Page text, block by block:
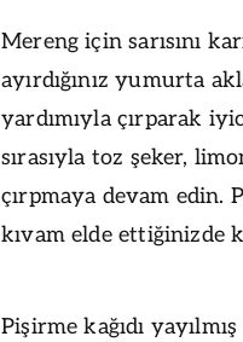
Mereng için sarısını
ayırdığınız yumurta
yardımıyla çırparak
sırasıyla toz şeker,
çırpmaya devam edin.
kıvam elde ettiğinizde
Pişirme kağıdı